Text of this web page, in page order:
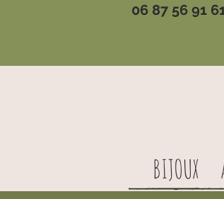
06 87 56 91
BIJOUX